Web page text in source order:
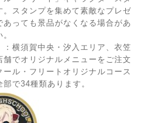
。スタンプを集めて素敵なプレゼ
っても景品がなくなる場合があ
横須賀中央・汐入エリア、衣笠
でオリジナルメニューをご注文
ル・フリートオリジナルコース
で34種類あります。